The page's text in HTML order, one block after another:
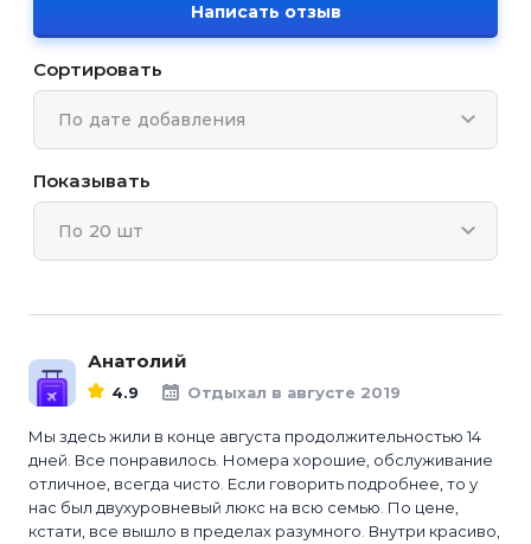
Сортировать
По дате добавления
Показывать
По 20 шт
Написать отзыв
Анатолий
4.9 Отдыхал в августе 2019
Мы здесь жили в конце августа продолжительностью 14
дней. Все понравилось. Номера хорошие, обслуживание
отличное, всегда чисто. Если говорить подробнее, то у
нас был двухуровневый люкс на всю семью. По цене,
кстати, все вышло в пределах разумного. Внутри красиво,